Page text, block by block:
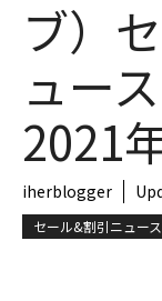
ブ）
ュー
2021
iherblogger
セール&割引ニュー